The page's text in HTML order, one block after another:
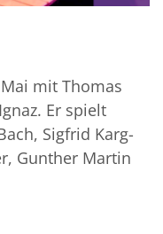
mit Thomas
Er spielt
Sigfrid Karg-
Gunther Martin